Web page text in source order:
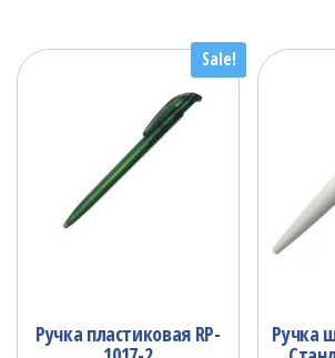
Sale!
Ручка пластиковая RP- Ручка